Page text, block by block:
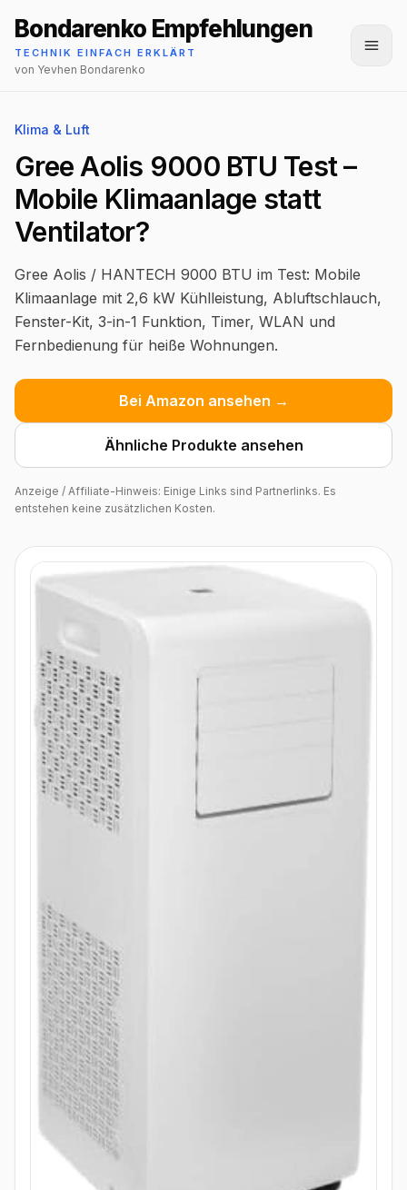
Bondarenko Empfehlungen
TECHNIK EINFACH ERKLÄRT
von Yevhen Bondarenko
Klima & Luft
Gree Aolis 9000 BTU Test –
Mobile Klimaanlage statt
Ventilator?
Gree Aolis / HANTECH 9000 BTU im Test: Mobile
Klimaanlage mit 2,6 kW Kühlleistung, Abluftschlauch,
Fenster-Kit, 3-in-1 Funktion, Timer, WLAN und
Fernbedienung für heiße Wohnungen.
Bei Amazon ansehen →
Ähnliche Produkte ansehen
Anzeige / Affiliate-Hinweis: Einige Links sind Partnerlinks. Es
entstehen keine zusätzlichen Kosten.